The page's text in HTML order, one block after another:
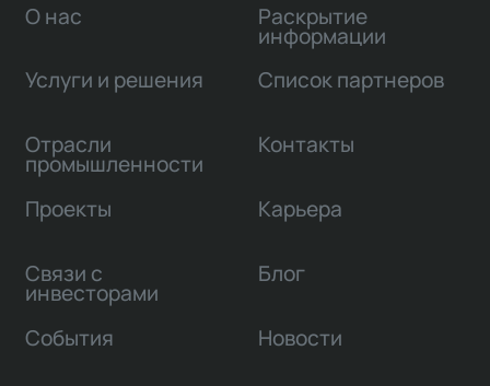
О нас
Услуги и решения
Отрасли
промышленности
Проекты
Связи с
инвесторами
Раскрытие
информации
Список партнеров
Контакты
Карьера
Блог
События Новости